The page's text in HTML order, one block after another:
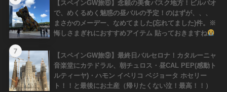
【スペインGW旅⑥】念願の美食バスク地方！ビルバオ
で、めくるめく魅惑の昼バルの予定！のはずが、、、
まさかのメーデー、なめてました(忘れてました)件。※
悔しさまぎれにおすすめアイテム 貼っておきますね
7
【スペインGW旅⑨】最終日バルセロナ！カタルーニャ
音楽堂にカテドラル、朝チュロス・昼CAL PEP(感動ト
ルティーヤ)・ハモン イベリコ ベジョータ ホセリー
ト！！と最後にお土産（帰りたくない泣！最高！！）